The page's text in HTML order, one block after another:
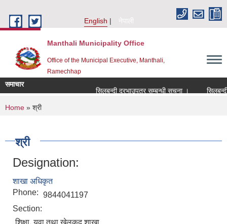
English
नेपाली
Manthali Municipality Office
Office of the Municipal Executive, Manthali,
Ramechhap
समाचार
सिलबन्दी दरभाउपत्र सम्बन्धी सूचना ।
सिलबन्दी
You are here
Home » श्री
श्री
Designation:
शाखा अधिकृत
Phone: 9844041197
Section: